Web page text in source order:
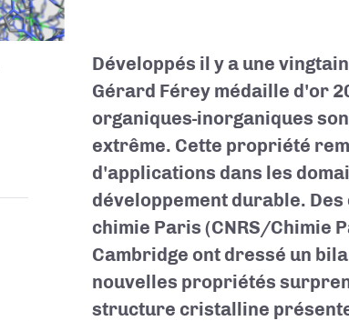
Développés il y a une
Gérard Férey médaille d'or
organiques-inorganiques
extrême. Cette propriété
d'applications dans les
développement durable.
chimie Paris (CNRS/Chimie
Cambridge ont dressé un
nouvelles propriétés
structure cristalline